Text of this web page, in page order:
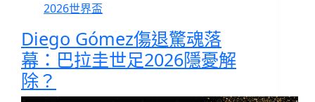
2026世界盃
Diego Gómez傷退驚魂落
幕：巴拉圭世足2026隱憂解
除？